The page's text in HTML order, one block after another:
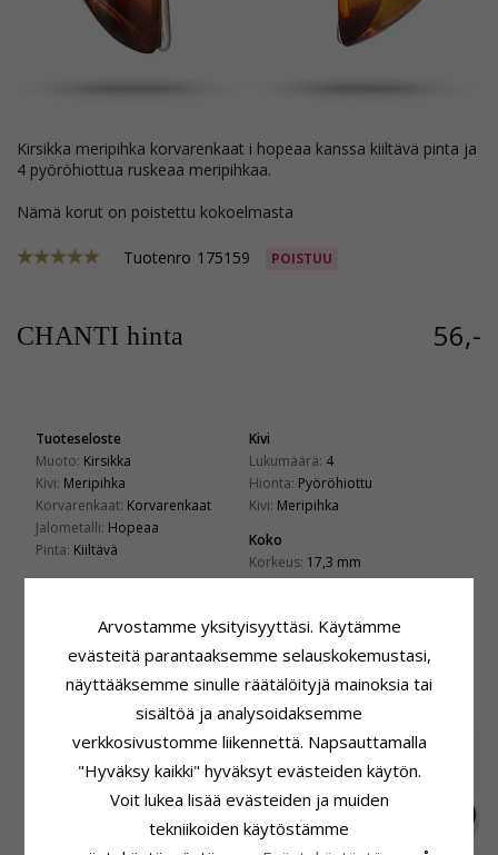
kirsikka meripihka korvarenkaat i hopeaa kanssa kiiltävä pinta ja
4 pyöröhiottua ruskeaa meripihkaa.
Nämä korut on poistettu kokoelmasta
Tuotenro 175159 POISTUU
CHANTI hinta 56,-
Tuoteseloste
Muoto: Kirsikka
Kivi: Meripihka
Korvarenkaat: Korvarenkaat
Jalometalli: Hopeaa
Pinta: Kiiltävä
Kivi
Lukumäärä: 4
Hionta: Pyöröhiottu
Kivi: Meripihka
Koko
Korkeus: 17,3 mm
Leveys:10,9 mm
Toimitusaika
4-5 Arkipäivä
LIITTYVÄT TUOTTEET
Arvostamme yksityisyyttäsi. Käytämme
evästeitä parantaaksemme selauskokemustasi,
näyttääksemme sinulle räätälöityjä mainoksia tai
sisältöä ja analysoidaksemme
verkkosivustomme liikennettä. Napsauttamalla
"Hyväksy kaikki" hyväksyt evästeiden käytön.
Voit lukea lisää evästeiden ja muiden
tekniikoiden käytöstämme